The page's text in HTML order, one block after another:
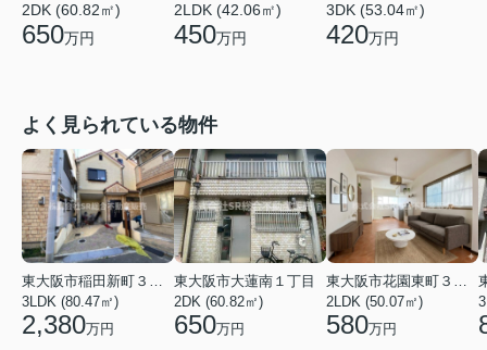
2DK (60.82㎡)
650万円
2LDK (42.06㎡)
450万円
3DK (53.04㎡)
420万円
よく見られている物件
3LDK (80.47㎡)
2,380万円
東大阪市大蓮南１丁目
2DK (60.82㎡)
650万円
2LDK (50.07㎡)
580万円